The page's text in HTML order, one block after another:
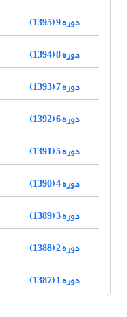
دوره 9 (1395)
دوره 8 (1394)
دوره 7 (1393)
دوره 6 (1392)
دوره 5 (1391)
دوره 4 (1390)
دوره 3 (1389)
دوره 2 (1388)
دوره 1 (1387)